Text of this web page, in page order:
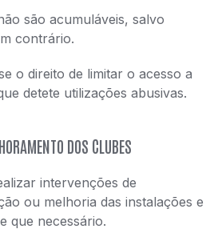
são acumuláveis, salvo
contrário.
o direito de limitar o acesso a
detete utilizações abusivas.
DOS CLUBES
intervenções de
ou melhoria das instalações e
que necessário.